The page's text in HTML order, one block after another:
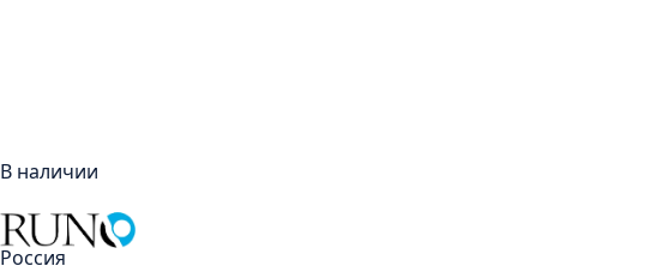
В наличии
Россия